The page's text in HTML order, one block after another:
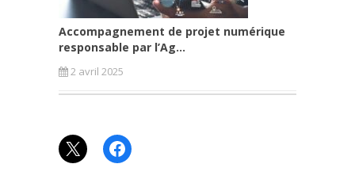
Accompagnement de projet numérique
responsable par l’Ag...
2 avril 2025
X Facebook